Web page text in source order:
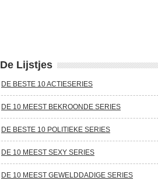
De Lijstjes
DE BESTE 10 ACTIESERIES
DE 10 MEEST BEKROONDE SERIES
DE BESTE 10 POLITIEKE SERIES
DE 10 MEEST SEXY SERIES
DE 10 MEEST GEWELDDADIGE SERIES